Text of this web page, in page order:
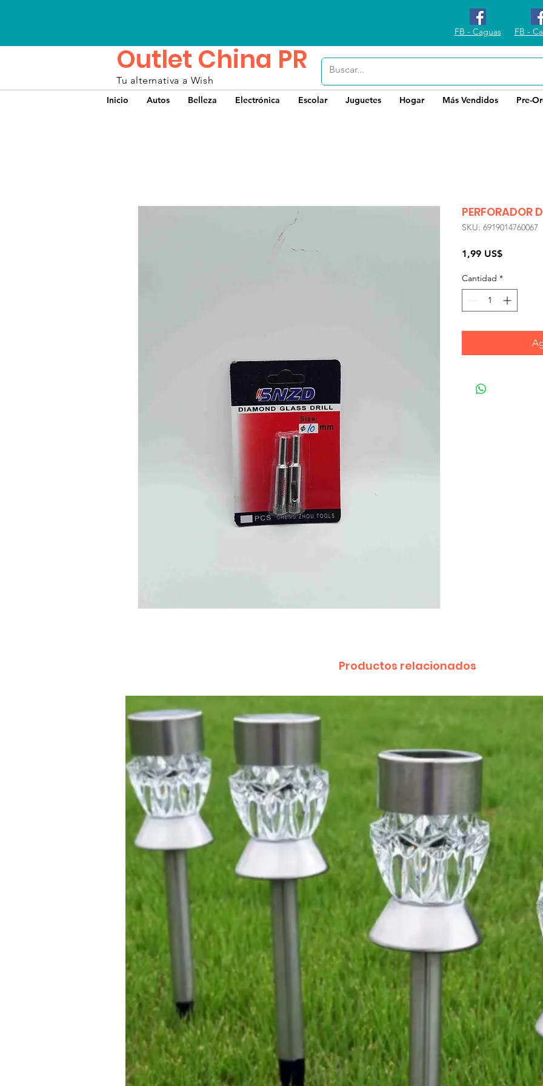
FB - Caguas FB -
Outlet China PR
Tu alternativa a Wish
Inicio Autos Belleza Electrónica Escolar Juguetes Hogar Más Vendidos Pre-
PERFORADOR
SKU: 6919014760067
1,99 US$Precio
Cantidad *
Productos relacionados